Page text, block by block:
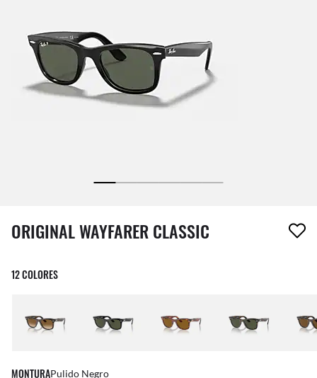
1 artículo ha sido eliminado a tu lista de deseos
ORIGINAL WAYFARER CLASSIC
12 COLORES
MONTURAPulido Negro